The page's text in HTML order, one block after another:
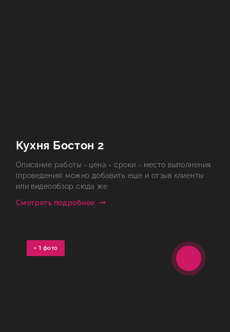
Кухня Бостон 2
Описание работы - цена - сроки - место выполнения
(проведения) можно добавить еще и отзыв клиенты
или видеообзор сюда же
Смотреть подробнее
+ 1 фото